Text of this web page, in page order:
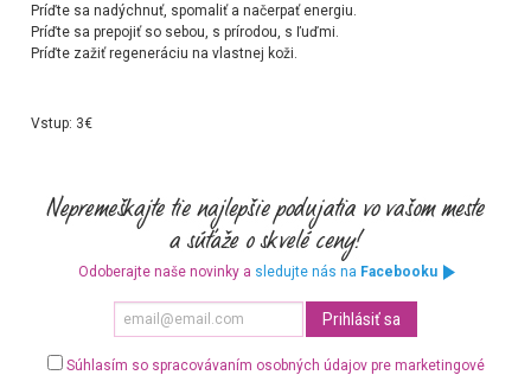
Príďte sa nadýchnuť, spomaliť a načerpať energiu.
Príďte sa prepojiť so sebou, s prírodou, s ľuďmi.
Príďte zažiť regeneráciu na vlastnej koži.
Vstup: 3€
Odoberajte naše novinky a sledujte nás na Facebooku
Súhlasím so spracovávaním osobných údajov pre marketingové